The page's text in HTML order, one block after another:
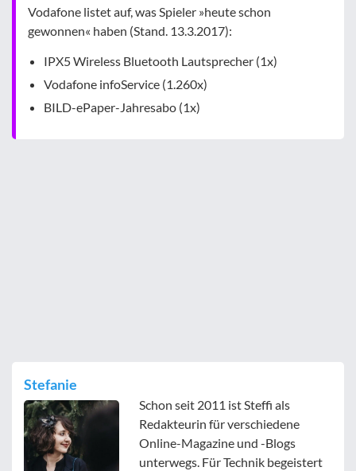
Vodafone listet auf, was Spieler »heute schon
gewonnen« haben (Stand. 13.3.2017):
IPX5 Wireless Bluetooth Lautsprecher (1x)
Vodafone infoService (1.260x)
BILD-ePaper-Jahresabo (1x)
Stefanie
Schon seit 2011 ist Steffi als
Redakteurin für verschiedene
Online-Magazine und -Blogs
unterwegs. Für Technik begeistert